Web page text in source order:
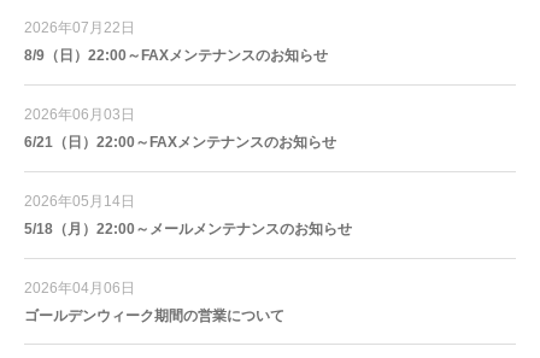
2026年07月22日
8/9（日）22:00～FAXメンテナンスのお知らせ
2026年06月03日
6/21（日）22:00～FAXメンテナンスのお知らせ
2026年05月14日
5/18（月）22:00～メールメンテナンスのお知らせ
2026年04月06日
ゴールデンウィーク期間の営業について